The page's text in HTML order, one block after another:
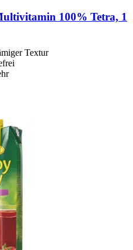
100% Tetra, 1
Textur